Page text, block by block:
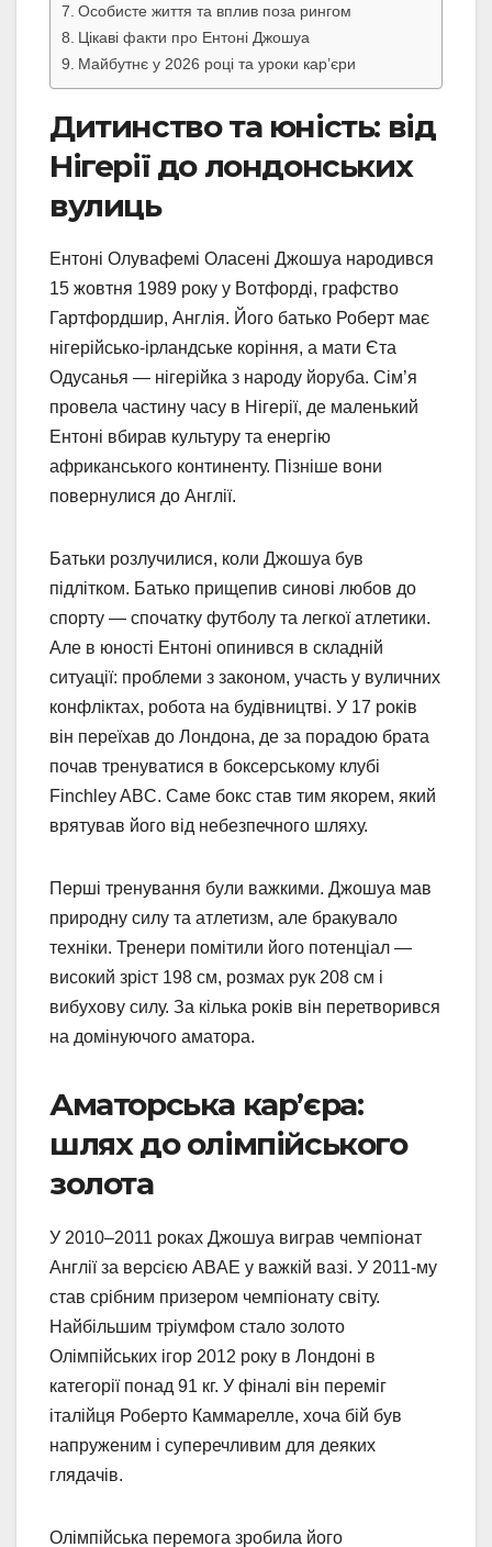
Особисте життя та вплив поза рингом
Цікаві факти про Ентоні Джошуа
Майбутнє у 2026 році та уроки кар’єри
Дитинство та юність: від
Нігерії до лондонських
вулиць
Ентоні Олувафемі Оласені Джошуа народився
15 жовтня 1989 року у Вотфорді, графство
Гартфордшир, Англія. Його батько Роберт має
нігерійсько-ірландське коріння, а мати Єта
Одусанья — нігерійка з народу йоруба. Сім’я
провела частину часу в Нігерії, де маленький
Ентоні вбирав культуру та енергію
африканського континенту. Пізніше вони
повернулися до Англії.
Батьки розлучилися, коли Джошуа був
підлітком. Батько прищепив синові любов до
спорту — спочатку футболу та легкої атлетики.
Але в юності Ентоні опинився в складній
ситуації: проблеми з законом, участь у вуличних
конфліктах, робота на будівництві. У 17 років
він переїхав до Лондона, де за порадою брата
почав тренуватися в боксерському клубі
Finchley ABC. Саме бокс став тим якорем, який
врятував його від небезпечного шляху.
Перші тренування були важкими. Джошуа мав
природну силу та атлетизм, але бракувало
техніки. Тренери помітили його потенціал —
високий зріст 198 см, розмах рук 208 см і
вибухову силу. За кілька років він перетворився
на домінуючого аматора.
Аматорська кар’єра:
шлях до олімпійського
золота
У 2010–2011 роках Джошуа виграв чемпіонат
Англії за версією ABAE у важкій вазі. У 2011-му
став срібним призером чемпіонату світу.
Найбільшим тріумфом стало золото
Олімпійських ігор 2012 року в Лондоні в
категорії понад 91 кг. У фіналі він переміг
італійця Роберто Каммарелле, хоча бій був
напруженим і суперечливим для деяких
глядачів.
Олімпійська перемога зробила його